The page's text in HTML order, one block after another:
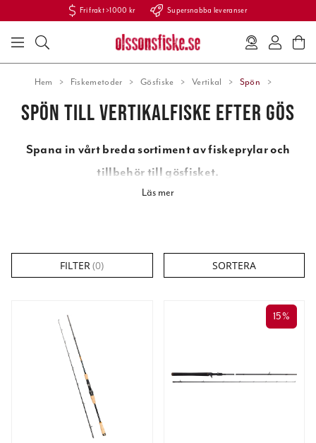
Fri frakt >1000 kr Supersnabba leveranser
Hem Fiskemetoder Gösfiske Vertikal Spön
SPÖN TILL VERTIKALFISKE EFTER GÖS
Spana in vårt breda sortiment av fiskeprylar och
tillbehör till gösfisket.
Här har vi samlat massor av bra grejer till ett lyckat gösfiske. Gå in
Kör långsamt när du trollar efter gös. Lagom hastighet är 1-1,5 knop.
Använd fluorcarbonlina som tafs när du fiskar gös, t. ex. Trilene Fluorcarbon
Kolla in vårt breda sortiment av
Använd ytparavaner, t. ex. Ghost sidoparavaner, vid göstrolling för att enkelt
sprida dina beten i sidled.
För att få betet ner till önskat djup, där gösen står, kan du fästa sänket med
ett gummiband på linan. Ett ännu bättre och smidigare sätt är att istället
fästa sänket i en Ghost Catch N' Release utlösare, det gör att du snabbt och
enkelt kan fästa sänket på valfri position på linan, utan att behöva ta bort
Läs mer
FILTER (0) SORTERA
15%